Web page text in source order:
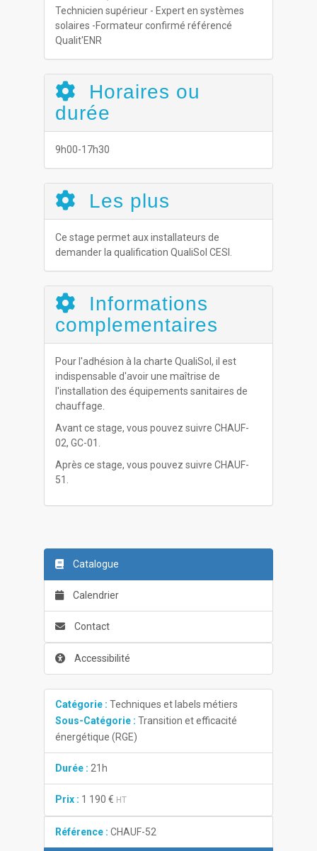
Technicien supérieur - Expert en systèmes
solaires -Formateur confirmé référencé
Qualit'ENR
Horaires ou
durée
9h00-17h30
Les plus
Ce stage permet aux installateurs de
demander la qualification QualiSol CESI.
Informations
complementaires
Pour l'adhésion à la charte QualiSol, il est
indispensable d'avoir une maîtrise de
l'installation des équipements sanitaires de
chauffage.
Avant ce stage, vous pouvez suivre CHAUF-
02, GC-01.
Après ce stage, vous pouvez suivre CHAUF-
51.
Catalogue
Calendrier
Contact
Accessibilité
Catégorie : Techniques et labels métiers
Sous-Catégorie : Transition et efficacité
énergétique (RGE)
Durée : 21h
Prix : 1 190 € HT
Référence : CHAUF-52